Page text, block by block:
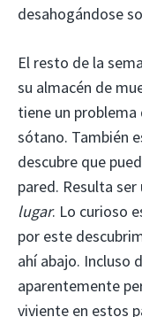
desahogándose
El resto de la
su almacén de
tiene un
sótano. También
descubre que
pared. Resulta
lugar. Lo curioso
por este
ahí abajo. Incluso
aparentemente
viviente en estos